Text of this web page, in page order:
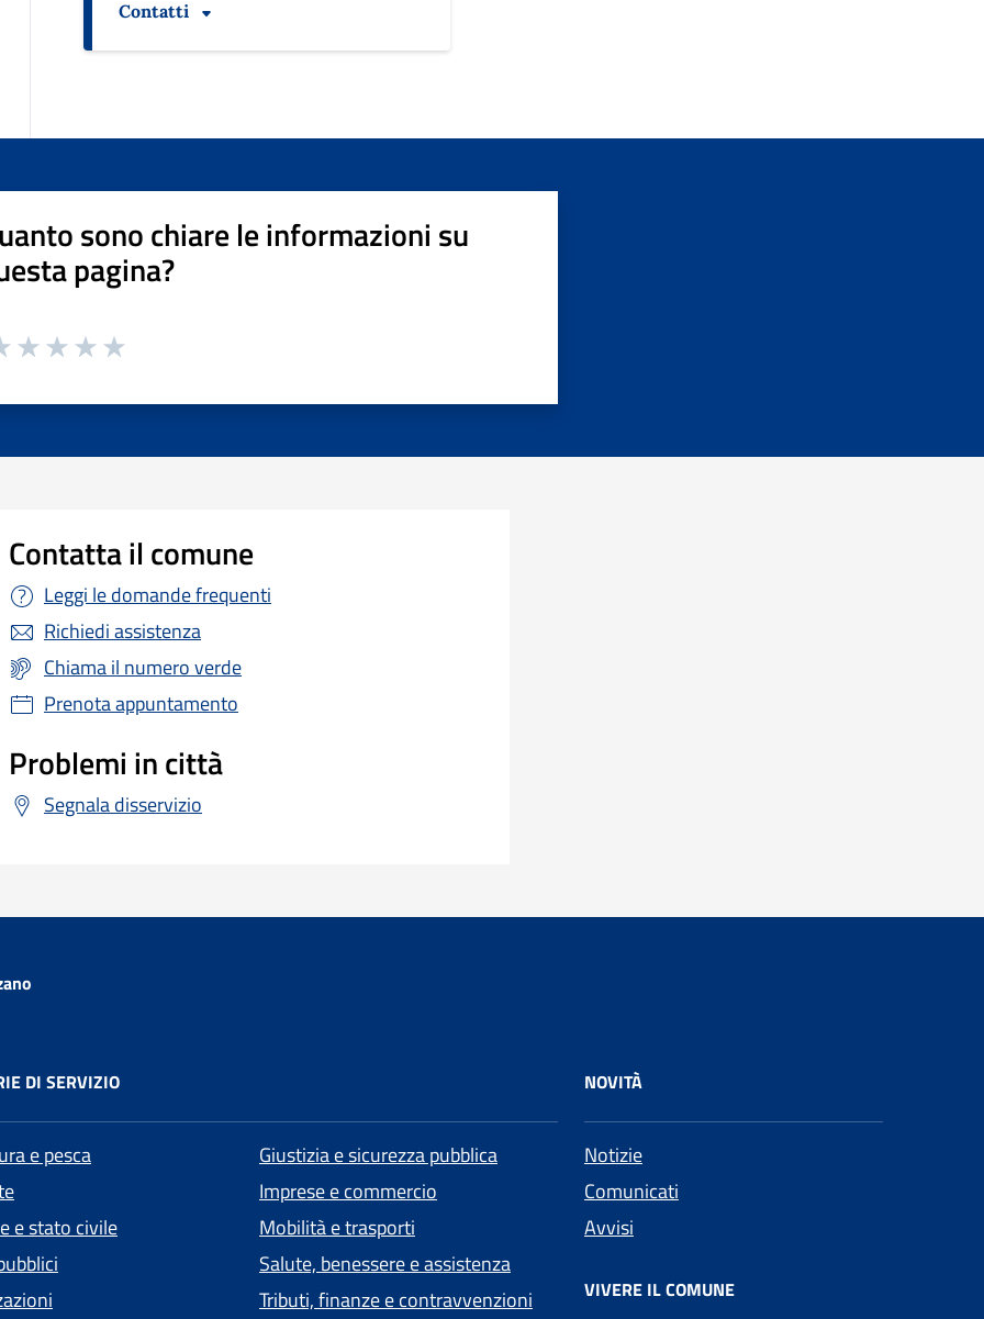
Contatti
sono chiare le informazioni su
pagina?
Contatta il comune
Leggi le domande frequenti
Richiedi assistenza
Chiama il numero verde
Prenota appuntamento
Problemi in città
Segnala disservizio
DI SERVIZIO
e pesca
e stato civile
Giustizia e sicurezza pubblica
Imprese e commercio
Mobilità e trasporti
Salute, benessere e assistenza
Tributi, finanze e contravvenzioni
NOVITÀ
Notizie
Comunicati
Avvisi
VIVERE IL COMUNE